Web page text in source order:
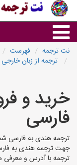
نت ترجمه فهرست
ترجمه از زبان
خرید و
فارسی
ترجمه هندی به فارسی
جهت ترجمه هندی به
ترجمه با آدرس و